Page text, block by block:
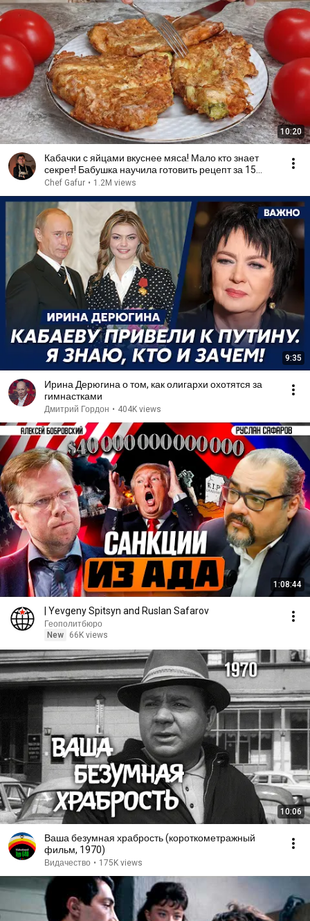
10:20
Кабачки с яйцами вкуснее мяса! Мало кто знает
секрет! Бабушка научила готовить рецепт за 15
минут
Chef Gafur • 1.2M views
9:35
Ирина Дерюгина о том, как олигархи охотятся за
гимнастками
Дмитрий Гордон • 404K views
1:08:44
| Yevgeny Spitsyn and Ruslan Safarov
Геополитбюро
New
66K views
10:06
Ваша безумная храбрость (короткометражный
фильм, 1970)
Видачество • 175K views